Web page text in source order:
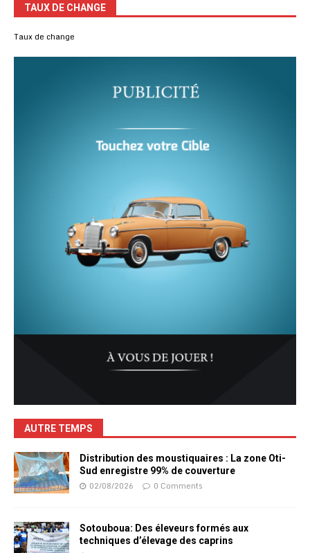
TAUX DE CHANGE
Taux de change
AUTRE TEMPS
Distribution des moustiquaires : La zone Oti-
Sud enregistre 99% de couverture
02/08/2026 0 Comments
Sotouboua: Des éleveurs formés aux
techniques d’élevage des caprins